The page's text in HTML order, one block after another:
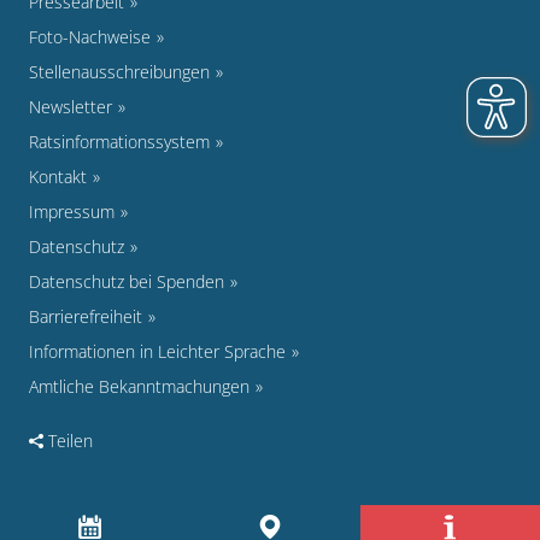
Foto-Nachweise
Stellenausschreibungen
Newsletter
Ratsinformationssystem
Kontakt
Impressum
Datenschutz
Datenschutz bei Spenden
Barrierefreiheit
Informationen in Leichter Sprache
Amtliche Bekanntmachungen
Teilen